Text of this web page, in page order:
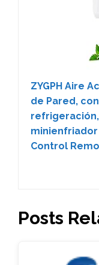
ZYGPH Aire
de Pared,
minienfriador
Control
Posts